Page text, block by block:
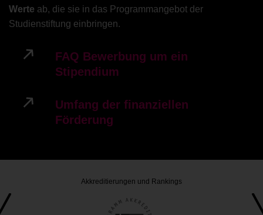
Werte ab, die sie in das Programmangebot der
Studienstiftung einbringen.
FAQ Bewerbung um ein
Stipendium
Umfang der finanziellen
Förderung
Akkreditierungen und Rankings